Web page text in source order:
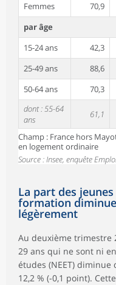
Femmes
70,9
par âge
15-24 ans
42,3
25-49 ans
88,6
50-64 ans
70,3
dont : 55-64
ans
61,1
Champ : France hors
en logement ordinaire
Source : Insee, enquête
La part des
formation
légèrement
Au deuxième trimestre
29 ans qui ne sont ni
études (NEET)
12,2 % (-0,1 point).